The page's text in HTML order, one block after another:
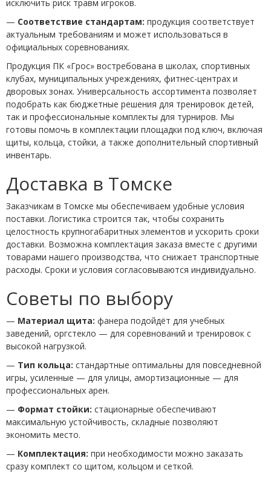
исключить риск травм игроков.
— Соответствие стандартам: продукция соответствует
актуальным требованиям и может использоваться в
официальных соревнованиях.
Продукция ПК «Грос» востребована в школах, спортивных
клубах, муниципальных учреждениях, фитнес-центрах и
дворовых зонах. Универсальность ассортимента позволяет
подобрать как бюджетные решения для тренировок детей,
так и профессиональные комплекты для турниров. Мы
готовы помочь в комплектации площадки под ключ, включая
щиты, кольца, стойки, а также дополнительный спортивный
инвентарь.
Доставка в Томске
Заказчикам в Томске мы обеспечиваем удобные условия
поставки. Логистика строится так, чтобы сохранить
целостность крупногабаритных элементов и ускорить сроки
доставки. Возможна комплектация заказа вместе с другими
товарами нашего производства, что снижает транспортные
расходы. Сроки и условия согласовываются индивидуально.
Советы по выбору
— Материал щита: фанера подойдёт для учебных
заведений, оргстекло — для соревнований и тренировок с
высокой нагрузкой.
— Тип кольца: стандартные оптимальны для повседневной
игры, усиленные — для улицы, амортизационные — для
профессиональных арен.
— Формат стойки: стационарные обеспечивают
максимальную устойчивость, складные позволяют
экономить место.
— Комплектация: при необходимости можно заказать
сразу комплект со щитом, кольцом и сеткой.